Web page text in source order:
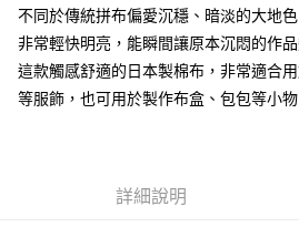
法說明評估內容。
【繳款方式說明】
1.分期款項不併入電信帳單，「大哥付你分期
醒簡訊。
2.透過簡訊連結打開帳單後，可選擇「超商條
用戶於交易時，得透過本服務購買商品或服務
２．便利：只要手機號碼，簡訊認證，即可結
【「AFTEE先享後付」結帳流程】
１．於結帳方式選擇「AFTEE先享後付」後，
結帳頁面，進行簡訊認證並確認金額後，即可
※ 請注意：結帳手續完成當下不需立刻繳費
全家取貨付款
每筆NT$65，滿NT$1,500(含以上)免運
7-11取貨付款
每筆NT$150，滿NT$1,500(含以上)免運
不同於傳統拼布偏愛沉穩、暗淡的大地
非常輕快明亮，能瞬間讓原本沉悶的作
這款觸感舒適的日本製棉布，非常適合
等服飾，也可用於製作布盒、包包等小物
詳細說明